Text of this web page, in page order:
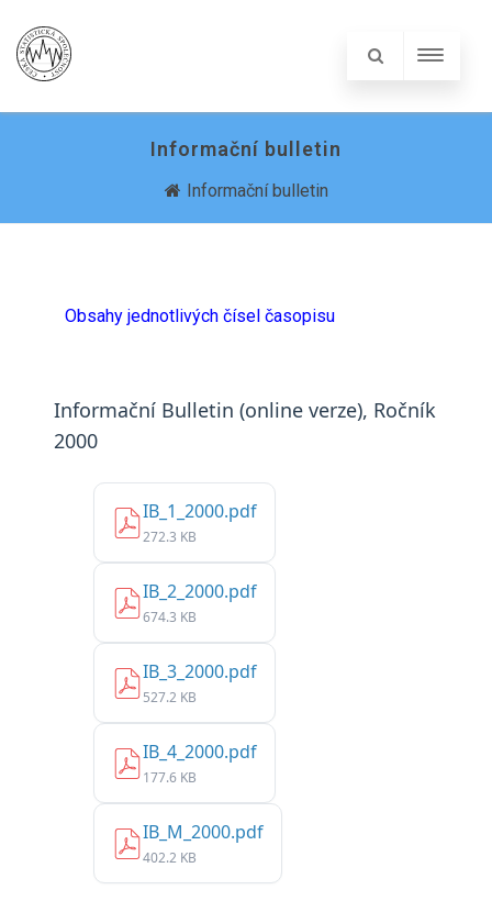
Informační bulletin
Informační bulletin
Obsahy jednotlivých čísel časopisu
Informační Bulletin (online verze), Ročník
2000
IB_1_2000.pdf
272.3 KB
IB_2_2000.pdf
674.3 KB
IB_3_2000.pdf
527.2 KB
IB_4_2000.pdf
177.6 KB
IB_M_2000.pdf
402.2 KB